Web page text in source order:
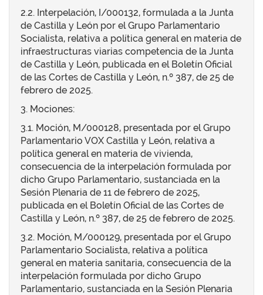
2.2. Interpelación, I/000132, formulada a la Junta
de Castilla y León por el Grupo Parlamentario
Socialista, relativa a política general en materia de
infraestructuras viarias competencia de la Junta
de Castilla y León, publicada en el Boletín Oficial
de las Cortes de Castilla y León, n.º 387, de 25 de
febrero de 2025.
3. Mociones:
3.1. Moción, M/000128, presentada por el Grupo
Parlamentario VOX Castilla y León, relativa a
política general en materia de vivienda,
consecuencia de la interpelación formulada por
dicho Grupo Parlamentario, sustanciada en la
Sesión Plenaria de 11 de febrero de 2025,
publicada en el Boletín Oficial de las Cortes de
Castilla y León, n.º 387, de 25 de febrero de 2025.
3.2. Moción, M/000129, presentada por el Grupo
Parlamentario Socialista, relativa a política
general en materia sanitaria, consecuencia de la
interpelación formulada por dicho Grupo
Parlamentario, sustanciada en la Sesión Plenaria